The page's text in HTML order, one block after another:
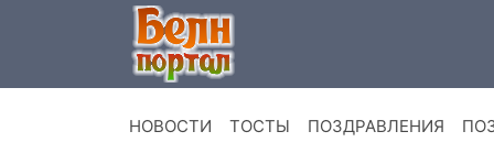
НОВОСТИ ТОСТЫ ПОЗДРАВЛЕНИЯ